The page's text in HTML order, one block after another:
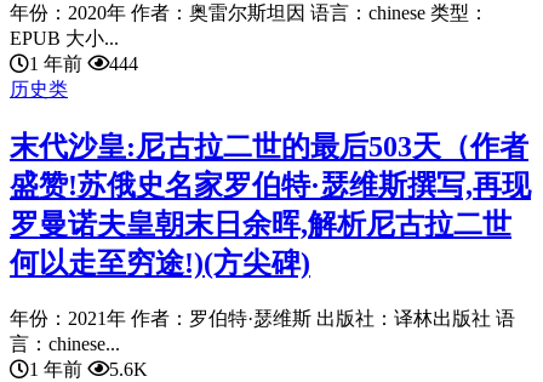
年份：2020年 作者：奥雷尔斯坦因 语言：chinese 类型：
EPUB 大小...
1 年前
444
历史类
末代沙皇:尼古拉二世的最后503天（作者
盛赞!苏俄史名家罗伯特·瑟维斯撰写,再现
罗曼诺夫皇朝末日余晖,解析尼古拉二世
何以走至穷途!)(方尖碑)
年份：2021年 作者：罗伯特·瑟维斯 出版社：译林出版社 语
言：chinese...
1 年前
5.6K